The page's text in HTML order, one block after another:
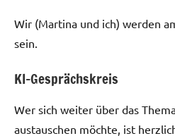
Wir (Martina und ich) werden
sein.
KI-Gesprächskreis
Wer sich weiter über das
austauschen möchte, ist